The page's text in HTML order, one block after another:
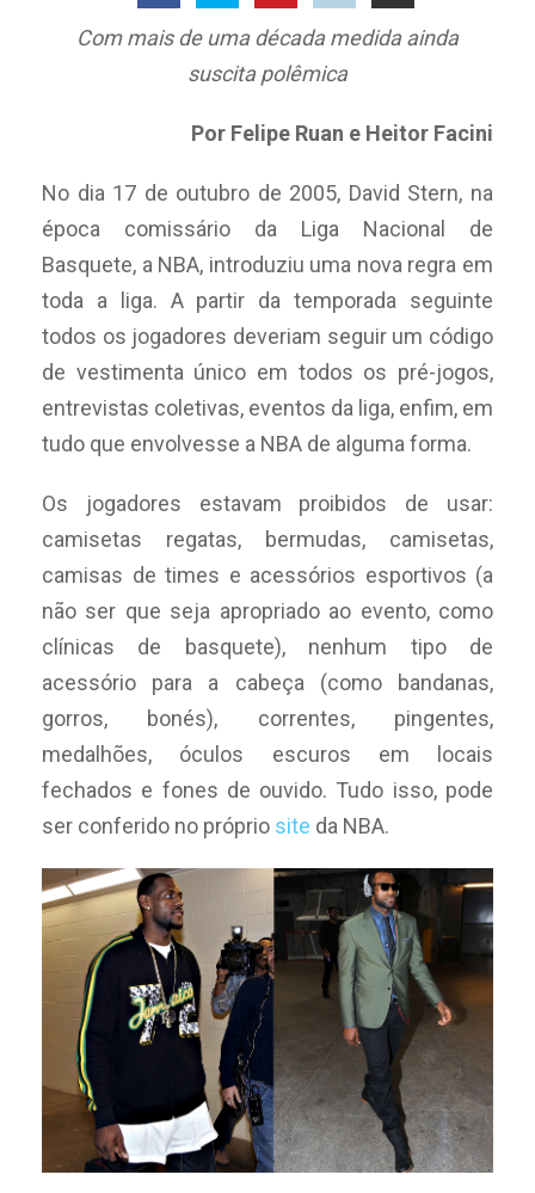
Com mais de uma década medida ainda
suscita polêmica
Por Felipe Ruan e Heitor Facini
No dia 17 de outubro de 2005, David Stern, na
época comissário da Liga Nacional de
Basquete, a NBA, introduziu uma nova regra em
toda a liga. A partir da temporada seguinte
todos os jogadores deveriam seguir um código
de vestimenta único em todos os pré-jogos,
entrevistas coletivas, eventos da liga, enfim, em
tudo que envolvesse a NBA de alguma forma.
Os jogadores estavam proibidos de usar:
camisetas regatas, bermudas, camisetas,
camisas de times e acessórios esportivos (a
não ser que seja apropriado ao evento, como
clínicas de basquete), nenhum tipo de
acessório para a cabeça (como bandanas,
gorros, bonés), correntes, pingentes,
medalhões, óculos escuros em locais
fechados e fones de ouvido. Tudo isso, pode
ser conferido no próprio site da NBA.